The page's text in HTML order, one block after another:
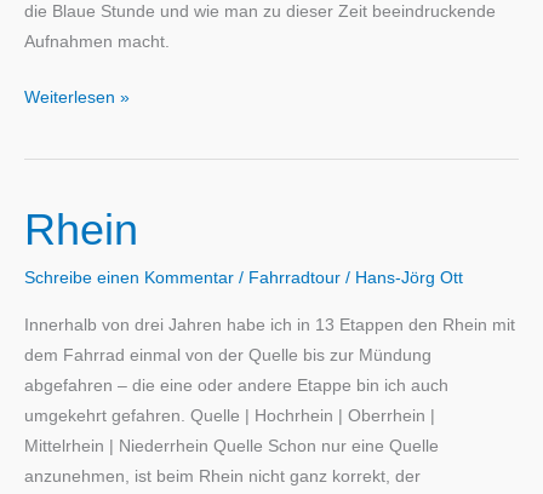
die Blaue Stunde und wie man zu dieser Zeit beeindruckende
Aufnahmen macht.
Blaue
Weiterlesen »
Rhein
Schreibe einen Kommentar / Fahrradtour / Hans-Jörg Ott
Innerhalb von drei Jahren habe ich in 13 Etappen den Rhein mit
dem Fahrrad einmal von der Quelle bis zur Mündung
abgefahren – die eine oder andere Etappe bin ich auch
umgekehrt gefahren. Quelle | Hochrhein | Oberrhein |
Mittelrhein | Niederrhein Quelle Schon nur eine Quelle
anzunehmen, ist beim Rhein nicht ganz korrekt, der